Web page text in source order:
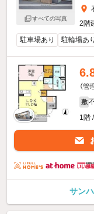
すべての写真
2階
駐車場あり
駐輪場あり
（管
敷
1階
サン